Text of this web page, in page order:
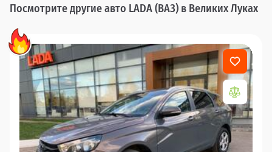
Посмотрите другие авто LADA (ВАЗ) в Великих Луках